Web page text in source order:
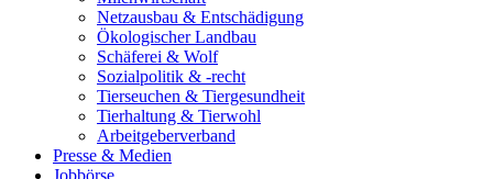
Netzausbau & Entschädigung
Ökologischer Landbau
Schäferei & Wolf
Sozialpolitik & -recht
Tierseuchen & Tiergesundheit
Tierhaltung & Tierwohl
Arbeitgeberverband
Presse & Medien